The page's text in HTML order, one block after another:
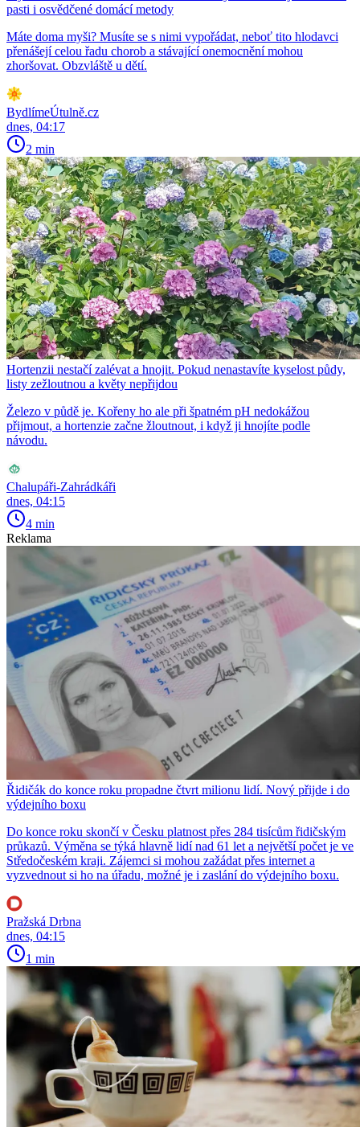
pasti i osvědčené domácí metody
Máte doma myši? Musíte se s nimi vypořádat, neboť tito hlodavci
přenášejí celou řadu chorob a stávající onemocnění mohou
zhoršovat. Obzvláště u dětí.
BydlímeÚtulně.cz
dnes, 04:17
2 min
Hortenzii nestačí zalévat a hnojit. Pokud nenastavíte kyselost půdy,
listy zežloutnou a květy nepřijdou
Železo v půdě je. Kořeny ho ale při špatném pH nedokážou
přijmout, a hortenzie začne žloutnout, i když ji hnojíte podle
návodu.
Chalupáři-Zahrádkáři
dnes, 04:15
4 min
Reklama
Řidičák do konce roku propadne čtvrt milionu lidí. Nový přijde i do
výdejního boxu
Do konce roku skončí v Česku platnost přes 284 tisícům řidičským
průkazů. Výměna se týká hlavně lidí nad 61 let a největší počet je ve
Středočeském kraji. Zájemci si mohou zažádat přes internet a
vyzvednout si ho na úřadu, možné je i zaslání do výdejního boxu.
Pražská Drbna
dnes, 04:15
1 min